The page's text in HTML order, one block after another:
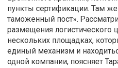
пункты сертификации. Там
таможенный пост».
размещения логистического
нескольких площадках,
единый механизм и
одной компании, поясняет